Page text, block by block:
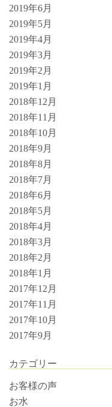
2019年6月
2019年5月
2019年4月
2019年3月
2019年2月
2019年1月
2018年12月
2018年11月
2018年10月
2018年9月
2018年8月
2018年7月
2018年6月
2018年5月
2018年4月
2018年3月
2018年2月
2018年1月
2017年12月
2017年11月
2017年10月
2017年9月
カテゴリー
お客様の声
お水